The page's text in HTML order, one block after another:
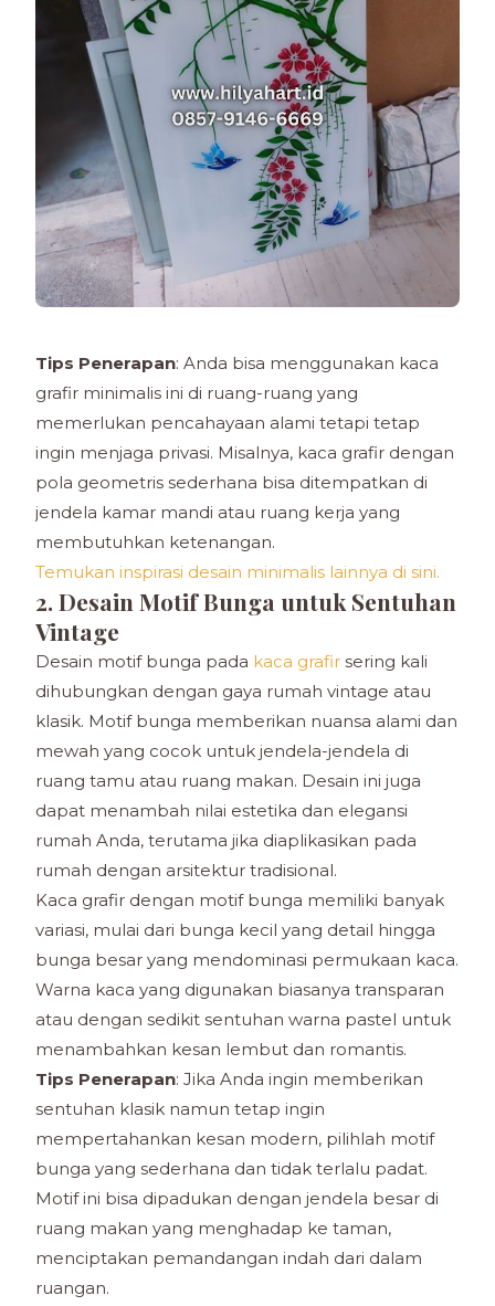
Tips Penerapan: Anda bisa menggunakan kaca
grafir minimalis ini di ruang-ruang yang
memerlukan pencahayaan alami tetapi tetap
ingin menjaga privasi. Misalnya, kaca grafir dengan
pola geometris sederhana bisa ditempatkan di
jendela kamar mandi atau ruang kerja yang
membutuhkan ketenangan.
Temukan inspirasi desain minimalis lainnya di sini.
2. Desain Motif Bunga untuk Sentuhan
Vintage
Desain motif bunga pada kaca grafir sering kali
dihubungkan dengan gaya rumah vintage atau
klasik. Motif bunga memberikan nuansa alami dan
mewah yang cocok untuk jendela-jendela di
ruang tamu atau ruang makan. Desain ini juga
dapat menambah nilai estetika dan elegansi
rumah Anda, terutama jika diaplikasikan pada
rumah dengan arsitektur tradisional.
Kaca grafir dengan motif bunga memiliki banyak
variasi, mulai dari bunga kecil yang detail hingga
bunga besar yang mendominasi permukaan kaca.
Warna kaca yang digunakan biasanya transparan
atau dengan sedikit sentuhan warna pastel untuk
menambahkan kesan lembut dan romantis.
Tips Penerapan: Jika Anda ingin memberikan
sentuhan klasik namun tetap ingin
mempertahankan kesan modern, pilihlah motif
bunga yang sederhana dan tidak terlalu padat.
Motif ini bisa dipadukan dengan jendela besar di
ruang makan yang menghadap ke taman,
menciptakan pemandangan indah dari dalam
ruangan.